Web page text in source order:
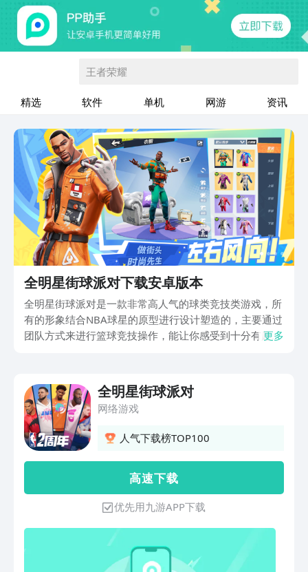
王者荣耀
精选 软件 单机 网游 资讯
全明星街球派对下载安卓版本
全明星街球派对是一款非常高人气的球类竞技类游戏，所
有的形象结合NBA球星的原型进行设计塑造的，主要通过
团队方式来进行篮球竞技操作，能让你感受到十分有趣的
更多
全明星街球派对
网络游戏
人气下载榜TOP100
高 速 下 载
优先用九游APP下载